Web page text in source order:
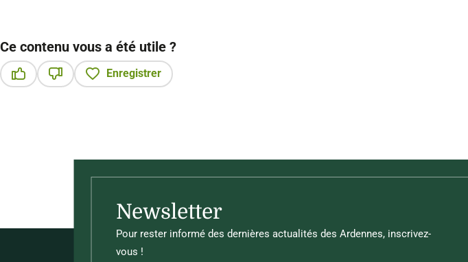
Ce contenu vous a été utile ?
Enregistrer
Newsletter
Pour rester informé des dernières actualités des Ardennes, inscrivez-
vous !